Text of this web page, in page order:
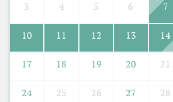
3 4 5 6 7
10 11 12 13 14
17 18 19 20 21
24 25 26 27 28